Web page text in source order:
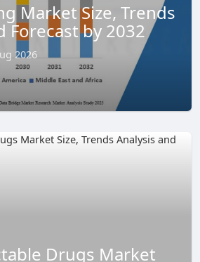
Market Size, Trends
Forecast by 2032
2026
Drugs Market